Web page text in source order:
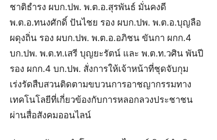
ชาติธำรง ผบก.ปพ. พ.ต.อ.สุรพันธ์ มั่นคงดี
พ.ต.อ.ทนงศักดิ์ ปันไชย รอง ผบก.ปพ. พ.ต.อ.บุญลือ
ผดุงถิ่น รอง ผบก.ปพ. พ.ต.อ.อภิชน ขันกา ผกก.4
บก.ปพ. พ.ต.ท.เสรี บุญยะรัตน์ และ พ.ต.ท.วศิน พันปี
รอง ผกก.4 บก.ปพ. สั่งการให้เจ้าหน้าที่ชุดจับกุม
เร่งรัดสืบสวนติดตามขบวนการอาชญากรรมทาง
เทคโนโลยีที่เกี่ยวข้องกับการหลอกลวงประชาชน
ผ่านสื่อสังคมออนไลน์